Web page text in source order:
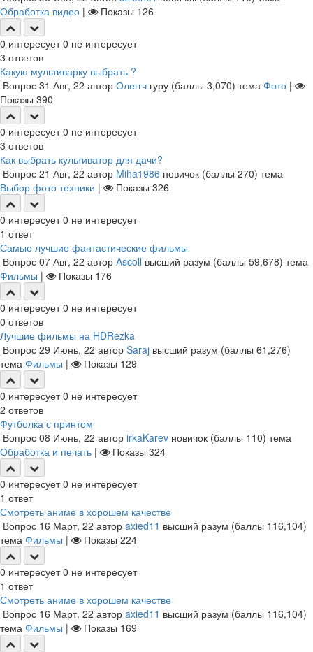
Обработка видео | Показы 126
0 интересует 0 не интересует
3 ответов
Какую мультиварку выбрать ?
Вопрос 31 Авг, 22 автор Олеггч гуру (баллы 3,070) тема Фото |
Показы 390
0 интересует 0 не интересует
3 ответов
Как выбрать культиватор для дачи?
Вопрос 21 Авг, 22 автор Miha1986 новичок (баллы 270) тема
Выбор фото техники | Показы 326
0 интересует 0 не интересует
1 ответ
Самые лучшие фантастические фильмы
Вопрос 07 Авг, 22 автор Ascoll высший разум (баллы 59,678) тема
Фильмы | Показы 176
0 интересует 0 не интересует
0 ответов
Лучшие фильмы на HDRezka
Вопрос 29 Июнь, 22 автор Saraj высший разум (баллы 61,276)
тема Фильмы | Показы 129
0 интересует 0 не интересует
2 ответов
Футболка с принтом
Вопрос 08 Июнь, 22 автор irkaKarev новичок (баллы 110) тема
Обработка и печать | Показы 324
0 интересует 0 не интересует
1 ответ
Смотреть аниме в хорошем качестве
Вопрос 16 Март, 22 автор axied11 высший разум (баллы 116,104)
тема Фильмы | Показы 224
0 интересует 0 не интересует
1 ответ
Смотреть аниме в хорошем качестве
Вопрос 16 Март, 22 автор axied11 высший разум (баллы 116,104)
тема Фильмы | Показы 169